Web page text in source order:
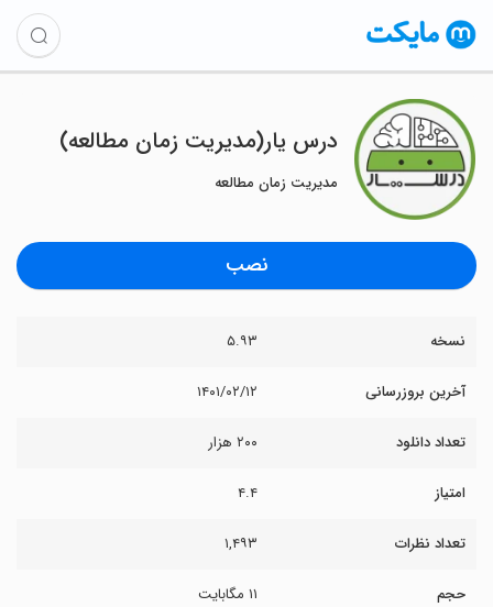
درس یار(مدیریت زمان مطالعه)
مدیریت زمان مطالعه
نصب
نسخه ۵.۹۳
آخرین بروزرسانی ۱۴۰۱/۰۲/۱۲
تعداد دانلود ۲۰۰ هزار
امتیاز ۴.۴
تعداد نظرات ۱,۴۹۳
حجم ۱۱ مگابایت